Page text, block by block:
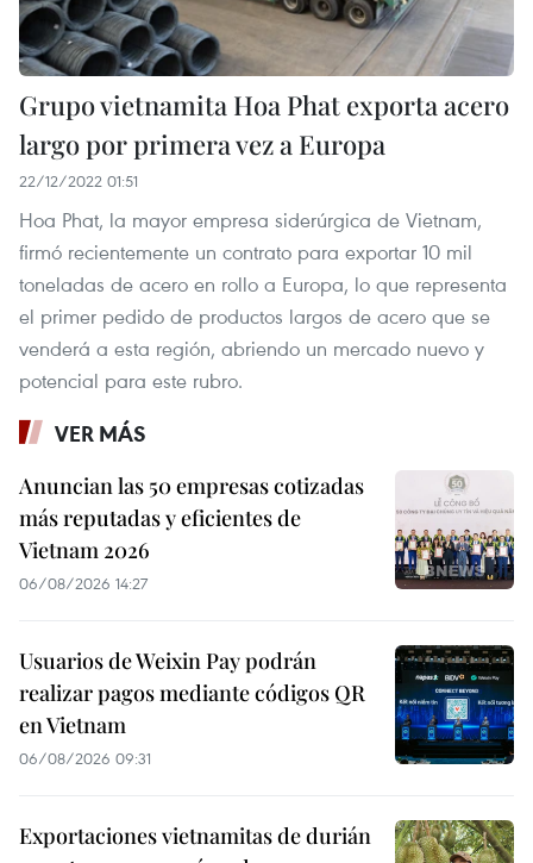
Grupo vietnamita Hoa Phat exporta acero
largo por primera vez a Europa
22/12/2022 01:51
Hoa Phat, la mayor empresa siderúrgica de Vietnam,
firmó recientemente un contrato para exportar 10 mil
toneladas de acero en rollo a Europa, lo que representa
el primer pedido de productos largos de acero que se
venderá a esta región, abriendo un mercado nuevo y
potencial para este rubro.
VER MÁS
Anuncian las 50 empresas cotizadas
más reputadas y eficientes de
Vietnam 2026
06/08/2026 14:27
Usuarios de Weixin Pay podrán
realizar pagos mediante códigos QR
en Vietnam
06/08/2026 09:31
Exportaciones vietnamitas de durián